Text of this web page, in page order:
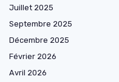
Juillet 2025
Septembre 2025
Décembre 2025
Février 2026
Avril 2026